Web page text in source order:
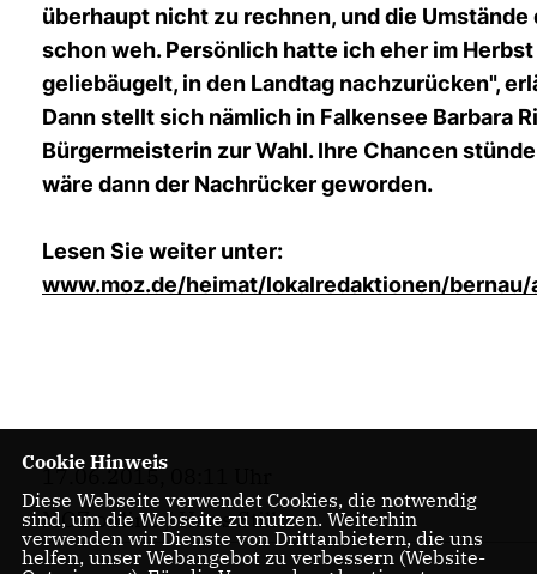
überhaupt nicht zu rechnen, und die
schon weh. Persönlich hatte ich eher im
geliebäugelt, in den Landtag nachzurücken",
Dann stellt sich nämlich in Falkensee Barbara
Bürgermeisterin zur Wahl. Ihre Chancen
wäre dann der Nachrücker geworden.
Lesen Sie weiter unter:
www.moz.de/heimat/lokalredaktionen/
17.06.2015, 08:11 Uhr
MOZ online / Hans Still
Cookie Hinweis
Diese Webseite verwendet Cookies, die notwendig
sind, um die Webseite zu nutzen. Weiterhin
verwenden wir Dienste von Drittanbietern, die uns
helfen, unser Webangebot zu verbessern (Website-